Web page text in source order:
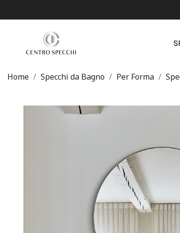
Home Specchi da Bagno Per Forma